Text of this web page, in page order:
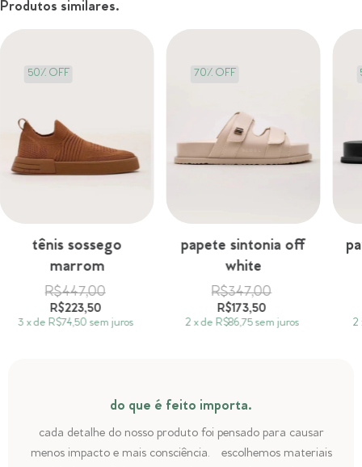
Produtos similares.
50% OFF
tênis sossego
marrom
R$447,00
R$223,50
3 xde R$74,50 sem juros
70% OFF
papete sintonia off
white
R$347,00
R$173,50
2 xde R$86,75 sem juros 2
do que é feito importa.
cada detalhe do nosso produto foi pensado para causar
menos impacto e mais consciência. escolhemos materiais